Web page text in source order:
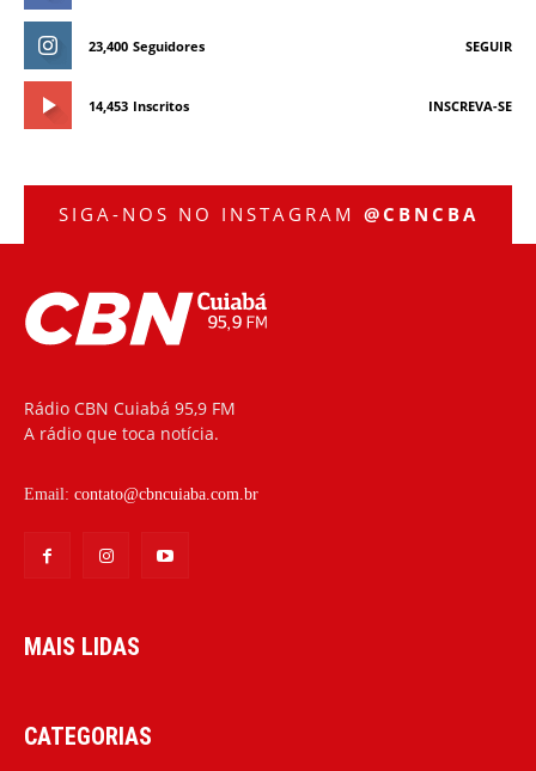
23,400 Seguidores SEGUIR
14,453 Inscritos INSCREVA-SE
SIGA-NOS NO INSTAGRAM @CBNCBA
Rádio CBN Cuiabá 95,9 FM
A rádio que toca notícia.
Email: contato@cbncuiaba.com.br
MAIS LIDAS
CATEGORIAS